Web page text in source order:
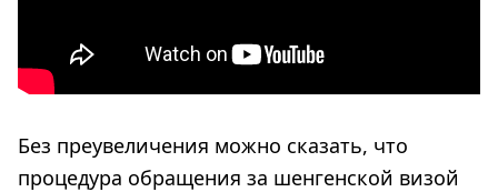
Без преувеличения можно сказать, что
процедура обращения за шенгенской визой